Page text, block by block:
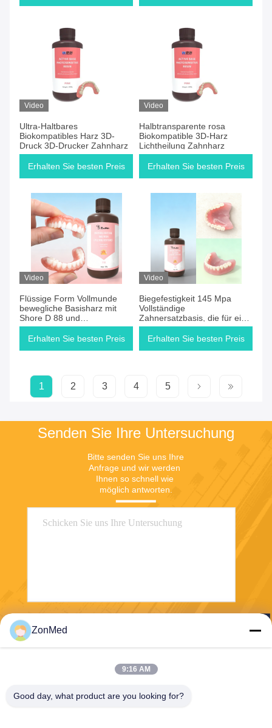
Video
Ultra-Haltbares
Biokompatibles Harz 3D-
Druck 3D-Drucker Zahnharz
Erhalten Sie besten Preis
Video
Halbtransparente rosa
Biokompatible 3D-Harz
Lichtheilung Zahnharz
Erhalten Sie besten Preis
Video
Flüssige Form Vollmunde
bewegliche Basisharz mit
Shore D 88 und
Biokompatibilität geeignet für
Zahnprothesen
Erhalten Sie besten Preis
Video
Biegefestigkeit 145 Mpa
Vollständige
Zahnersatzbasis, die für eine
hohe Haltbarkeit und
Leistung bei
Erhalten Sie besten Preis
1 2 3 4 5
Senden Sie Ihre Untersuchung
Bitte senden Sie uns Ihre
Anfrage und wir werden
Ihnen so schnell wie
möglich antworten.
Senden Sie
ZonMed
9:16 AM
Good day, what product are you looking for?